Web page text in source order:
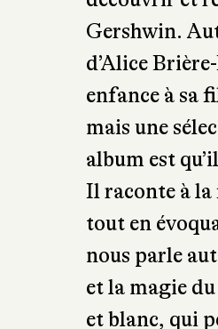
l’histoire.
accent qui
colorées
d’humour
découvrir et
Gershwin.
d’Alice
enfance à sa
mais une
album est